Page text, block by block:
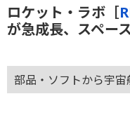
ロケット・ラボ［
が急成長、スペー
部品・ソフトから宇